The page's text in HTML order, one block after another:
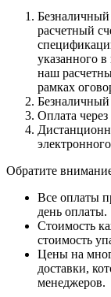
Безналичный
расчетный
указанного
наш
рамках
Безналичный
Оплата
Обратите
Все оплаты
день оплаты.
Стоимость
стоимость
Цены на
доставки,
менеджеров.